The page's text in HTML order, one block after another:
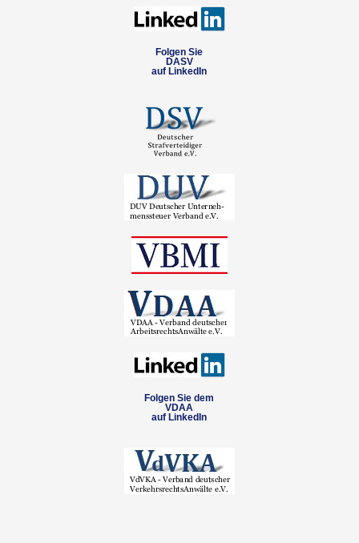
Folgen Sie
DASV
auf LinkedIn
Folgen Sie dem
VDAA
auf LinkedIn